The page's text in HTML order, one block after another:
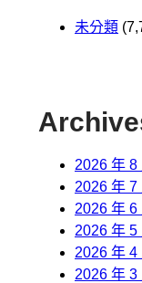
未分類
2026 年 8
2026 年 7
2026 年 6
2026 年 5
2026 年 4
2026 年 3